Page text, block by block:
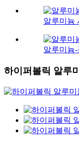
알루미늄
알루미늄
하이퍼볼릭 알루